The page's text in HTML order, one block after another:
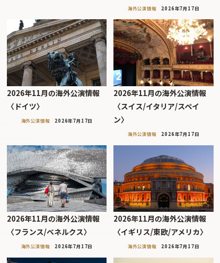
海外公演情報 2026年7月17日
2026年11月の海外公演情報
〈ドイツ〉
海外公演情報 2026年7月17日
2026年11月の海外公演情報
〈スイス/イタリア/スペイ
ン〉
海外公演情報 2026年7月17日
2026年11月の海外公演情報
〈フランス/ベネルクス〉
海外公演情報 2026年7月17日
2026年11月の海外公演情報
〈イギリス/東欧/アメリカ〉
海外公演情報 2026年7月17日